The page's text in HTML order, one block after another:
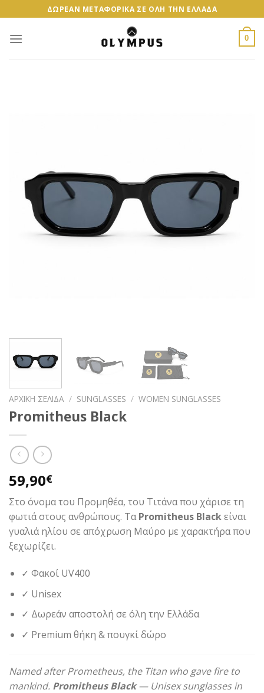
to
content
ΔΩΡΕΑΝ ΜΕΤΑΦΟΡΙΚΑ ΣΕ ΟΛΗ ΤΗΝ ΕΛΛΑΔΑ
0
ΑΡΧΙΚΉ ΣΕΛΊΔΑ / SUNGLASSES / WOMEN SUNGLASSES
Promitheus Black
59,90€
Στο όνομα του Προμηθέα, του Τιτάνα που χάρισε τη
φωτιά στους ανθρώπους. ΤαPromitheus Blackείναι
γυαλιά ηλίου σε απόχρωση Μαύρο με χαρακτήρα που
ξεχωρίζει.
✓ Φακοί UV400
✓ Unisex
✓ Δωρεάν αποστολή σε όλη την Ελλάδα
✓ Premium θήκη & πουγκί δώρο
Named after Prometheus, the Titan who gave fire to
mankind. Promitheus Black— Unisex sunglasses in